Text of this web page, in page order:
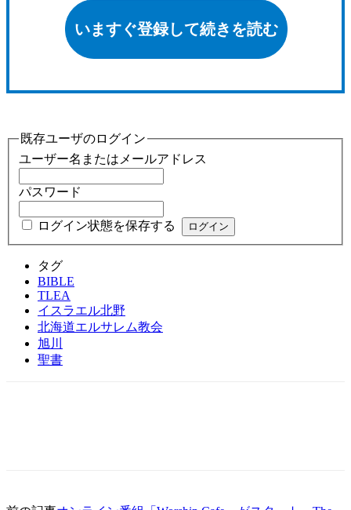
いますぐ登録して続きを読む
既存ユーザのログイン
ユーザー名またはメールアドレス
パスワード
ログイン状態を保存する
タグ
BIBLE
TLEA
イスラエル北野
北海道エルサレム教会
旭川
聖書